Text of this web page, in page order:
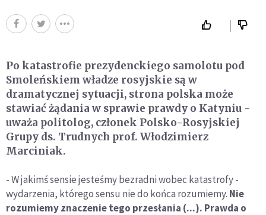
Po katastrofie prezydenckiego samolotu pod
Smoleńskiem władze rosyjskie są w
dramatycznej sytuacji, strona polska może
stawiać żądania w sprawie prawdy o Katyniu -
uważa politolog, członek Polsko-Rosyjskiej
Grupy ds. Trudnych prof. Włodzimierz
Marciniak.
- W jakimś sensie jesteśmy bezradni wobec katastrofy -
wydarzenia, którego sensu nie do końca rozumiemy. Nie
rozumiemy znaczenie tego przesłania (...). Prawda o